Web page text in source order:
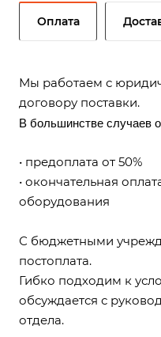
Оплата
Мы работаем с
договору поставки.
В большинстве случаев
• предоплата от 50%
• окончательная
оборудования
С бюджетными
постоплата.
Гибко подходим к
обсуждается с
отдела.